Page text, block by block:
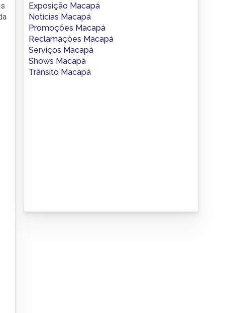
Exposição Macapá
Notícias Macapá
Promoções Macapá
Reclamações Macapá
Serviços Macapá
Shows Macapá
Trânsito Macapá